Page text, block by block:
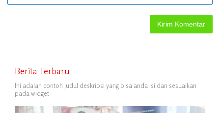
Berita Terbaru
Ini adalah contoh judul deskripsi yang bisa anda isi dan sesuaikan
pada widget